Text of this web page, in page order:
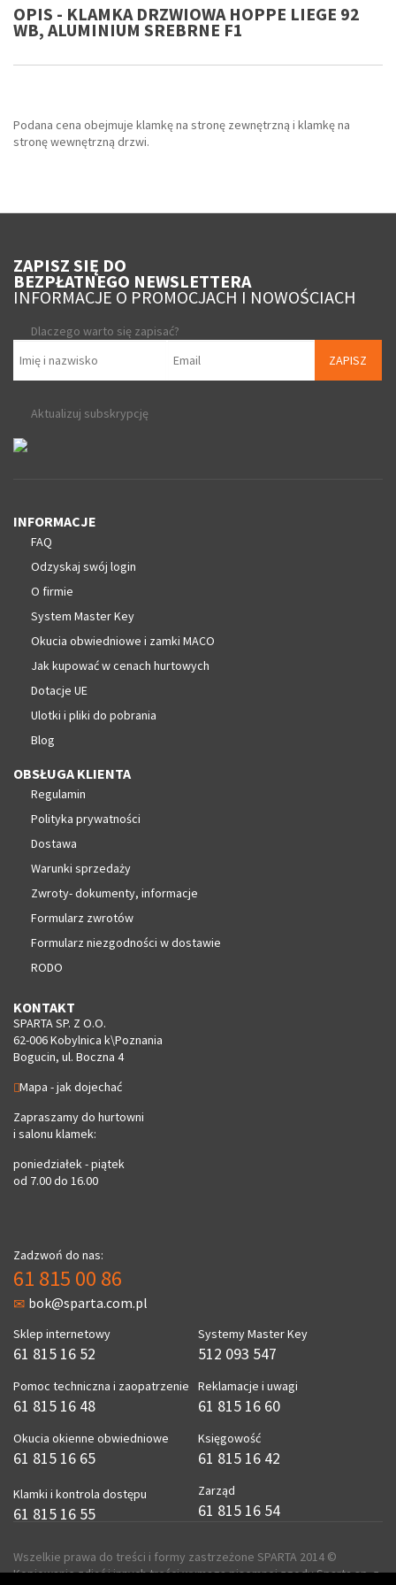
OPIS - KLAMKA DRZWIOWA HOPPE LIEGE 92
WB, ALUMINIUM SREBRNE F1
Podana cena obejmuje klamkę na stronę zewnętrzną i klamkę na
stronę wewnętrzną drzwi.
ZAPISZ SIĘ DO
BEZPŁATNEGO NEWSLETTERA
INFORMACJE O PROMOCJACH I NOWOŚCIACH
Dlaczego warto się zapisać?
ZAPISZ
Aktualizuj subskrypcję
INFORMACJE
FAQ
Odzyskaj swój login
O firmie
System Master Key
Okucia obwiedniowe i zamki MACO
Jak kupować w cenach hurtowych
Dotacje UE
Ulotki i pliki do pobrania
Blog
OBSŁUGA KLIENTA
Regulamin
Polityka prywatności
Dostawa
Warunki sprzedaży
Zwroty- dokumenty, informacje
Formularz zwrotów
Formularz niezgodności w dostawie
RODO
KONTAKT
SPARTA SP. Z O.O.
62-006 Kobylnica k\Poznania
Bogucin, ul. Boczna 4
Mapa - jak dojechać
Zapraszamy do hurtowni
i salonu klamek:
poniedziałek - piątek
od 7.00 do 16.00
Zadzwoń do nas:
61 815 00 86
bok@sparta.com.pl
Sklep internetowy
61 815 16 52
Pomoc techniczna i zaopatrzenie
61 815 16 48
Okucia okienne obwiedniowe
61 815 16 65
Klamki i kontrola dostępu
61 815 16 55
Systemy Master Key
512 093 547
Reklamacje i uwagi
61 815 16 60
Księgowość
61 815 16 42
Zarząd
61 815 16 54
Wszelkie prawa do treści i formy zastrzeżone SPARTA 2014 ©
Kopiowanie zdjęć i innych treści wymaga pisemnej zgody Sparta sp. z